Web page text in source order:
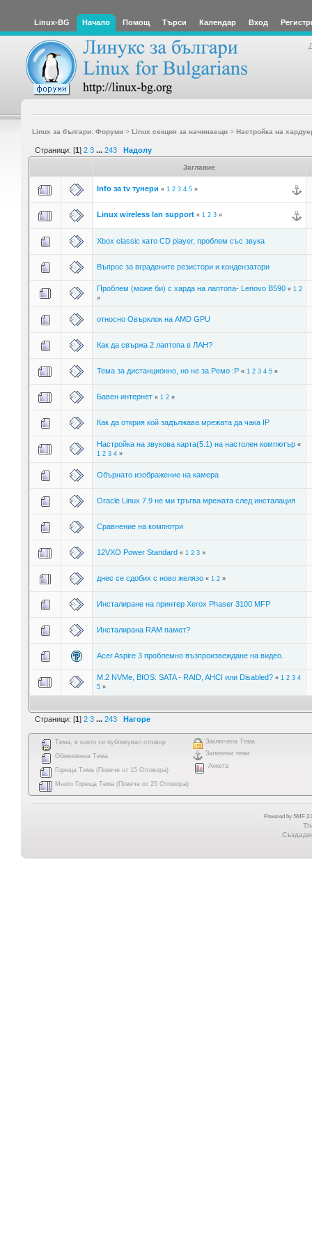
Linux-BG Начало Помощ Търси Календар Вход
Linux за българи: Форуми> Linux секция за начинаещи> Настройка на
Страници: [1] 2 3 ... 243 Надолу
Заглавие
Info за tv тунери « 1 2 3 4 5»
Linux wireless lan support « 1 2 3»
Xbox classic като CD player, проблем със звука
Въпрос за вградените резистори и кондензатори
Проблем (може би) с харда на лаптопа- Lenovo B590 « 1 2
»
относно Овърклок на AMD GPU
Как да свържа 2 лаптопа в ЛАН?
Тема за дистанционно, но не за Ремо :P « 1 2 3 4 5»
Бавен интернет « 1 2»
Как да открия кой задължава мрежата да чака IP
Настройка на звукова карта(5.1) на настолен компютър «
1 2 3 4»
Обърнато изображение на камера
Oracle Linux 7.9 не ми тръгва мрежата след инсталация
Сравнение на компютри
12VXO Power Standard « 1 2 3»
днес се сдобих с ново желязо « 1 2»
Инсталиране на принтер Xerox Phaser 3100 MFP
Инсталирана RAM памет?
Acer Aspire 3 проблемно възпроизвеждане на видео.
M.2 NVMe, BIOS: SATA - RAID, AHCI или Disabled? « 1 2 3 4
5»
Страници: [1] 2 3 ... 243 Нагоре
Тема, в която си публикувал отговор
Обикновена Тема
Гореща Тема (Повече от 15 Отговора)
Много Гореща Тема (Повече от 25 Отговора)
Заключена Тема
Залепени теми
Анкета
Powered by SMF